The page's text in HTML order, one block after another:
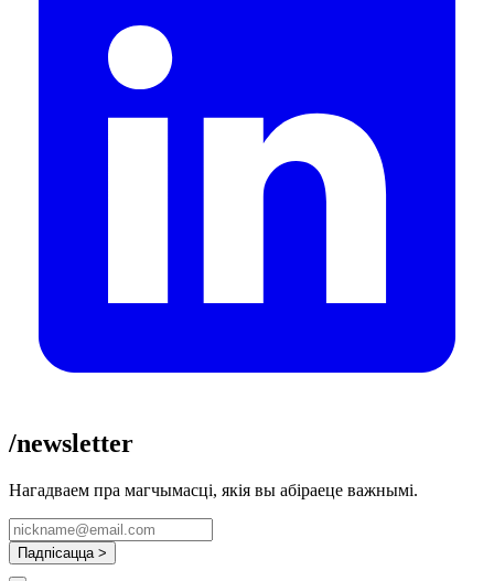
/newsletter
Нагадваем пра магчымасці, якія вы абіраеце важнымі.
Падпісацца >